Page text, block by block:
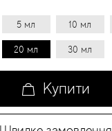
5 мл 10 мл
20 мл 30 мл
Купити